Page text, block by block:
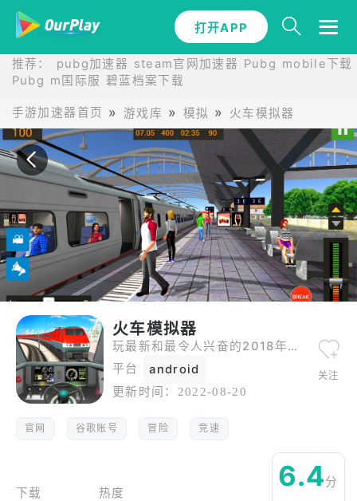
打开APP
推荐： pubg加速器 steam官网加速器 Pubg mobile下载
Pubg m国际服 碧蓝档案下载
手游加速器首页 游戏库 模拟 火车模拟器
打开APP
火车模拟器
玩最新和最令人兴奋的2018年的游戏 - 2018年免费模拟火车！放开火车刹车，全速前进！驾驶和操作火车，控制火车的路径，接送乘客和赚钱购买更多的火车！
平台
android
更新时间： 2022-08-20
关注
官网 谷歌账号 冒险 竞速
下载 热度
6.4分